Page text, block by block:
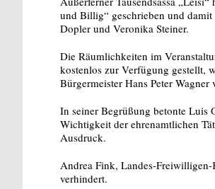
und Billig“ geschrieben und
Dopler und Veronika Steiner.
Die Räumlichkeiten im
kostenlos zur Verfügung gestellt,
Bürgermeister Hans Peter
In seiner Begrüßung betonte Luis
Wichtigkeit der ehrenamtlichen
Ausdruck.
Andrea Fink, Landes-
verhindert.